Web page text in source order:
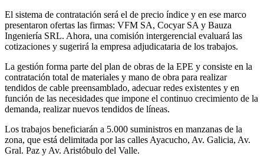
El sistema de contratación será el de precio índice y en ese marco
presentaron ofertas las firmas: VFM SA, Cocyar SA y Bauza
Ingeniería SRL. Ahora, una comisión intergerencial evaluará las
cotizaciones y sugerirá la empresa adjudicataria de los trabajos.
La gestión forma parte del plan de obras de la EPE y consiste en la
contratación total de materiales y mano de obra para realizar
tendidos de cable preensamblado, adecuar redes existentes y en
función de las necesidades que impone el continuo crecimiento de la
demanda, realizar nuevos tendidos de líneas.
Los trabajos beneficiarán a 5.000 suministros en manzanas de la
zona, que está delimitada por las calles Ayacucho, Av. Galicia, Av.
Gral. Paz y Av. Aristóbulo del Valle.